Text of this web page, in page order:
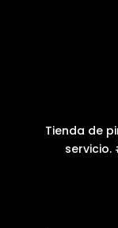
Tienda de